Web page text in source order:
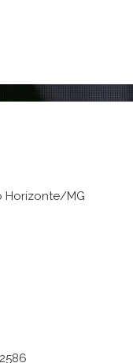
Horizonte/MG